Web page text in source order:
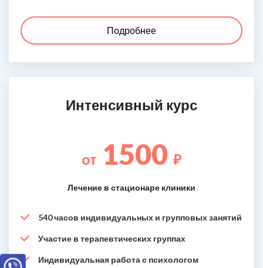
Подробнее
Интенсивный курс
от 1500 ₽
Лечение в стационаре клиники
540 часов индивидуальных и групповых занятий
Участие в терапевтических группах
Индивидуальная работа с психологом